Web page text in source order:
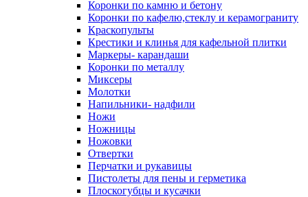
Коронки по камню и бетону
Коронки по кафелю,стеклу и керамограниту
Краскопульты
Крестики и клинья для кафельной плитки
Маркеры- карандаши
Коронки по металлу
Миксеры
Молотки
Напильники- надфили
Ножи
Ножницы
Ножовки
Отвертки
Перчатки и рукавицы
Пистолеты для пены и герметика
Плоскогубцы и кусачки